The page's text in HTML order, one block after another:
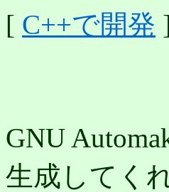
[ C++で開発 ]
GNU
生成してく